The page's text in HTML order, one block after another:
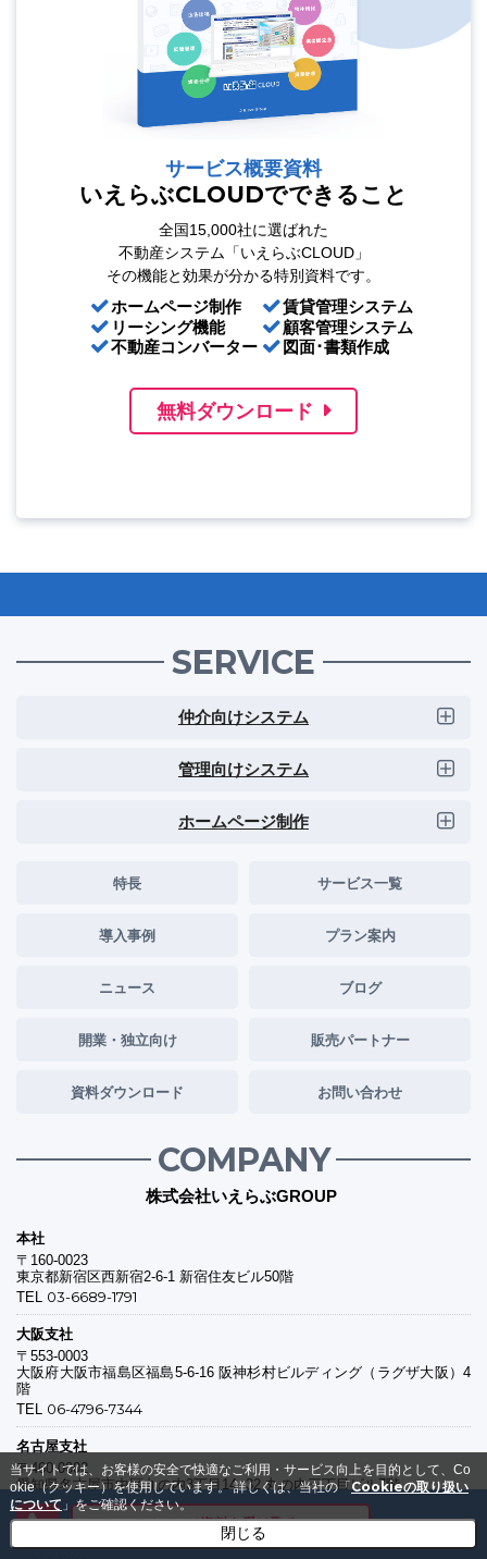
サービス概要資料
いえらぶCLOUDでできること
全国15,000社に選ばれた
不動産システム「いえらぶCLOUD」
その機能と効果が分かる特別資料です。
ホームページ制作
リーシング機能
不動産コンバーター
賃貸管理システム
顧客管理システム
図面･書類作成
無料ダウンロード
メールで資料を受け取る
SERVICE
仲介向けシステム
管理向けシステム
ホームページ制作
特長 サービス一覧
導入事例 プラン案内
ニュース ブログ
開業・独立向け 販売パートナー
資料ダウンロード お問い合わせ
COMPANY
株式会社いえらぶGROUP
本社
〒160-0023
東京都新宿区西新宿2-6-1 新宿住友ビル50階
TEL 03-6689-1791
大阪支社
〒553-0003
大阪府大阪市福島区福島5-6-16 阪神杉村ビルディング（ラグザ大阪）4
階
TEL 06-4796-7344
名古屋支社
〒460-0002
愛知県名古屋市中区丸の内3丁目14−32 丸の内三丁目ビル7階
TEL052-228-8650
当サイトでは、お客様の安全で快適なご利用・サービス向上を目的として、Co
okie（クッキー）を使用しています。詳しくは、当社の「Cookieの取り扱い
について 」をご確認ください。
閉じる